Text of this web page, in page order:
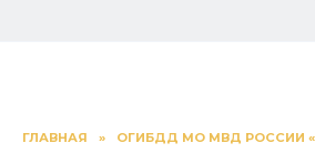
ГЛАВНАЯ » ОГИБДД МО МВД РОССИИ